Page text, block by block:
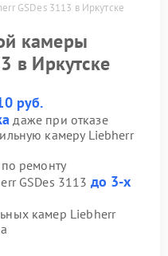
GSDes 3113 в Иркутске
камеры
в Иркутске
руб.
даже при отказе
камеру Liebherr
ремонту
GSDes 3113 до 3-х
камер Liebherr